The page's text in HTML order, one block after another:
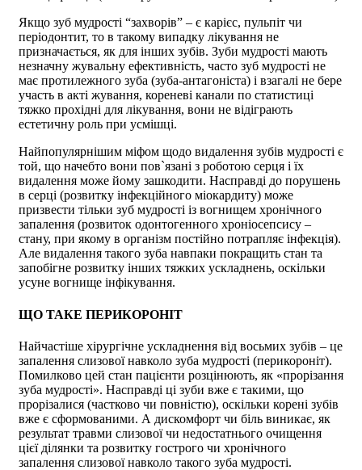
Якщо зуб мудрості “захворів” – є карієс, пульпіт чи
періодонтит, то в такому випадку лікування не
призначається, як для інших зубів. Зуби мудрості мають
незначну жувальну ефективність, часто зуб мудрості не
має протилежного зуба (зуба-антагоніста) і взагалі не бере
участь в акті жування, кореневі канали по статистиці
тяжко прохідні для лікування, вони не відіграють
естетичну роль при усмішці.
Найпопулярнішим міфом щодо видалення зубів мудрості є
той, що начебто вони пов`язані з роботою серця і їх
видалення може йому зашкодити. Насправді до порушень
в серці (розвитку інфекційного міокардиту) може
призвести тільки зуб мудрості із вогнищем хронічного
запалення (розвиток одонтогенного хроніосепсису –
стану, при якому в організм постійно потрапляє інфекція).
Але видалення такого зуба навпаки покращить стан та
запобігне розвитку інших тяжких ускладнень, оскільки
усуне вогнище інфікування.
ЩО ТАКЕ ПЕРИКОРОНІТ
Найчастіше хірургічне ускладнення від восьмих зубів – це
запалення слизової навколо зуба мудрості (перикороніт).
Помилково цей стан пацієнти розцінюють, як «прорізання
зуба мудрості». Насправді ці зуби вже є такими, що
прорізалися (частково чи повністю), оскільки корені зубів
вже є сформованими. А дискомфорт чи біль виникає, як
результат травми слизової чи недостатнього очищення
цієї ділянки та розвитку гострого чи хронічного
запалення слизової навколо такого зуба мудрості.